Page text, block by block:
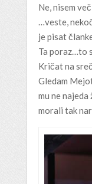
Ne, nisem
…veste,
je pisat
Ta poraz…to
Kričat na
Gledam
mu ne
morali tak